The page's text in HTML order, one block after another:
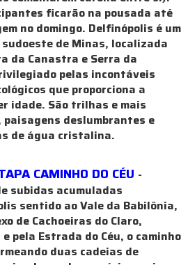
ficarão na pousada até
no domingo. Delfinópolis é um
de Minas, localizada
da Canastra e Serra da
pelas incontáveis
que proporciona a
idade. São trilhas e mais
deslumbrantes e
de água cristalina.
CAMINHO DO CÉU -
subidas acumuladas
sentido ao Vale da Babilônia,
de Cachoeiras do Claro,
pela Estrada do Céu, o caminho
duas cadeias de